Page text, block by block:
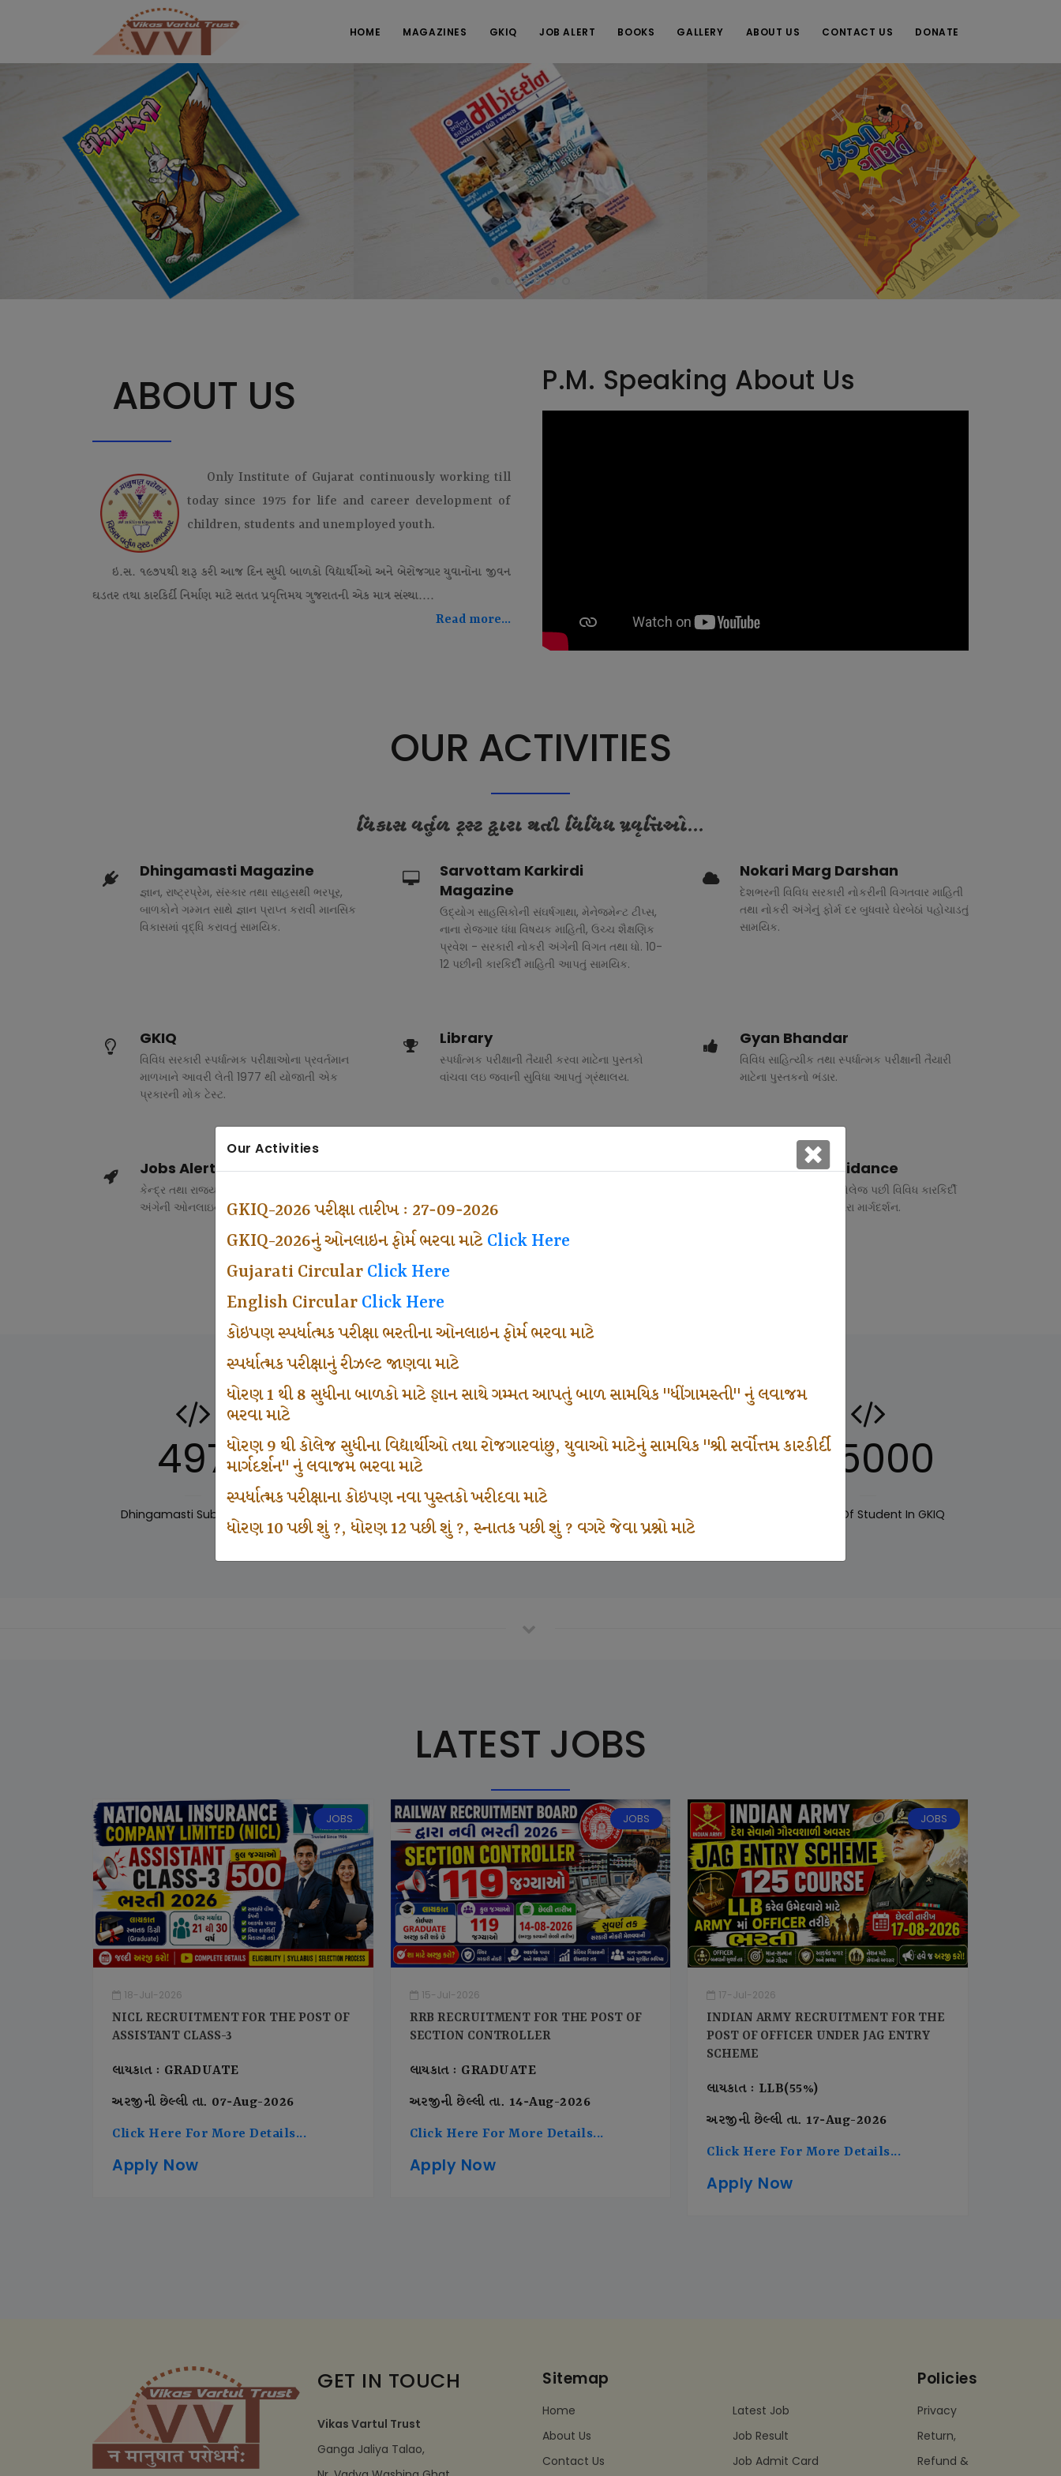
HOME MAGAZINES GKIQ JOB ALERT BOOKS GALLERY ABOUT US CONTACT US DONATE
Our Activities
GKIQ-2026 પરીક્ષા તારીખ : 27-09-2026
GKIQ-2026નું ઓનલાઇન ફોર્મ ભરવા માટે Click Here
Gujarati Circular Click Here
English Circular Click Here
કોઇપણ સ્પર્ધાત્મક પરીક્ષા ભરતીના ઓનલાઇન ફોર્મ ભરવા માટે
સ્પર્ધાત્મક પરીક્ષાનું રીઝલ્ટ જાણવા માટે
ધોરણ 1 થી 8 સુધીના બાળકો માટે જ્ઞાન સાથે ગમ્મત આપતું બાળ સામયિક "ધીંગામસ્તી" નું લવાજમ
ભરવા માટે
ધોરણ 9 થી કોલેજ સુધીના વિદ્યાર્થીઓ તથા રોજગારવાંછુ, યુવાઓ માટેનું સામયિક "શ્રી સર્વોત્તમ કારકીર્દી
માર્ગદર્શન" નું લવાજમ ભરવા માટે
સ્પર્ધાત્મક પરીક્ષાના કોઇપણ નવા પુસ્તકો ખરીદવા માટે
ધોરણ 10 પછી શું ?, ધોરણ 12 પછી શું ?, સ્નાતક પછી શું ? વગરે જેવા પ્રશ્નો માટે
ABOUT US
Only Institute of Gujarat continuously working till
today since 1975 for life and career development of
children, students and unemployed youth.
ઇ.સ. ૧૯૭૫થી શરૂ કરી આજ દિન સુધી બાળકો વિદ્યાર્થીઓ અને બેરોજગાર યુવાનોના જીવન
ઘડતર તથા કારકિર્દી નિર્માણ માટે સતત પ્રવૃત્તિમય ગુજરાતની એક માત્ર સંસ્થા....
Read more...
P.M. Speaking About Us
OUR ACTIVITIES
વિકાસ વર્તુળ ટ્રસ્ટ દ્વારા થતી વિવિધ પ્રવૃત્તિઓ...
Dhingamasti Magazine
જ્ઞાન, રાષ્ટ્રપ્રેમ, સંસ્કાર તથા સાહસથી ભરપૂર,
બાળકોને ગમ્મત સાથે જ્ઞાન પ્રાપ્ત કરાવી માનસિક
વિકાસમાં વૃદ્ધિ કરાવતું સામયિક.
Sarvottam Karkirdi
Magazine
ઉદ્યોગ સાહસિકોની સંઘર્ષગાથા, મેનેજમેન્ટ ટીપ્સ,
નાના રોજગાર ધંધા વિષયક માહિતી, ઉચ્ચ શૈક્ષણિક
પ્રવેશ - સરકારી નોકરી અંગેની વિગત તથા ધો. 10-
12 પછીની કારકિર્દી માહિતી આપતું સામયિક.
Nokari Marg Darshan
દેશભરની વિવિધ સરકારી નોકરીની વિગતવાર માહિતી
તથા નોકરી અંગેનું ફોર્મ દર બુધવારે ઘેરબેઠાં પહોચાડતું
સામયિક.
GKIQ
વિવિધ સરકારી સ્પર્ધાત્મક પરીક્ષાઓના પ્રવર્તમાન
માળખાને આવરી લેતી 1977 થી યોજાતી એક
પ્રકારની મોક ટેસ્ટ.
Library
સ્પર્ધાત્મક પરીક્ષાની તૈયારી કરવા માટેના પુસ્તકો
વાંચવા લઇ જવાની સુવિધા આપતું ગ્રંથાલય.
Gyan Bhandar
વિવિધ સાહિત્યીક તથા સ્પર્ધાત્મક પરીક્ષાની તૈયારી
માટેના પુસ્તકનો ભંડાર.
Jobs Alert
કેન્દ્ર તથા રાજ્ય સરકારના વિવિધ વિભાગોમાં ભરતી
અંગેની ઓનલાઇન માહિતી.
Competitive Exam Class
હેતુ ફક્ત વ્યવસ્થા ખર્ચ લઇ ચલાવતા વર્ગ.
Vocational Guidance
ધોરણ 10 અને 12 તથા કોલેજ પછી વિવિધ કારકિર્દી
અંગે રૂબરુ તથા ફોન દ્વારા માર્ગદર્શન.
497
Dhingamasti Subscription
666 1000 125000
Number Of Student In GKIQ
LATEST JOBS
JOBS
18-Jul-2026
NICL RECRUITMENT FOR THE POST OF
ASSISTANT CLASS-3
લાયકાત : GRADUATE
અરજીની છેલ્લી તા. 07-Aug-2026
Click Here For More Details...
Apply Now
JOBS
15-Jul-2026
RRB RECRUITMENT FOR THE POST OF
SECTION CONTROLLER
લાયકાત : GRADUATE
અરજીની છેલ્લી તા. 14-Aug-2026
Click Here For More Details...
Apply Now
JOBS
17-Jul-2026
INDIAN ARMY RECRUITMENT FOR THE
POST OF OFFICER UNDER JAG ENTRY
SCHEME
લાયકાત : LLB(55%)
અરજીની છેલ્લી તા. 17-Aug-2026
Click Here For More Details...
Apply Now
GET IN TOUCH
Vikas Vartul Trust
Ganga Jaliya Talao,
Sitemap
Home
About Us
Contact Us
Latest Job
Job Result
Job Admit Card
Policies
Privacy
Return,
Refund &